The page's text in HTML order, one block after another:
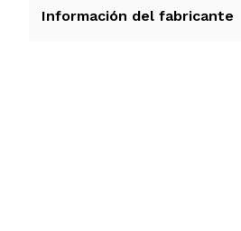
Información del fabricante